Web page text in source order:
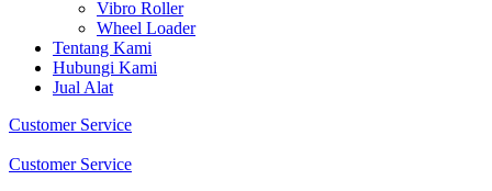
Vibro Roller
Wheel Loader
Tentang Kami
Hubungi Kami
Jual Alat
Customer Service
Customer Service